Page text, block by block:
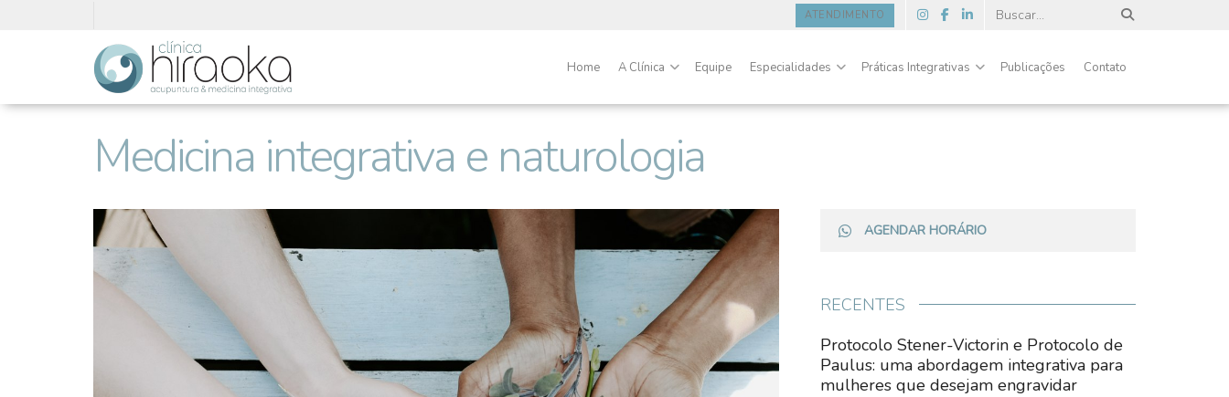
ATENDIMENTO
Home A Clínica Equipe Especialidades Práticas Integrativas Publicações Contato
Medicina integrativa e naturologia
AGENDAR HORÁRIO
RECENTES
Protocolo Stener-Victorin e Protocolo de
Paulus: uma abordagem integrativa para
mulheres que desejam engravidar